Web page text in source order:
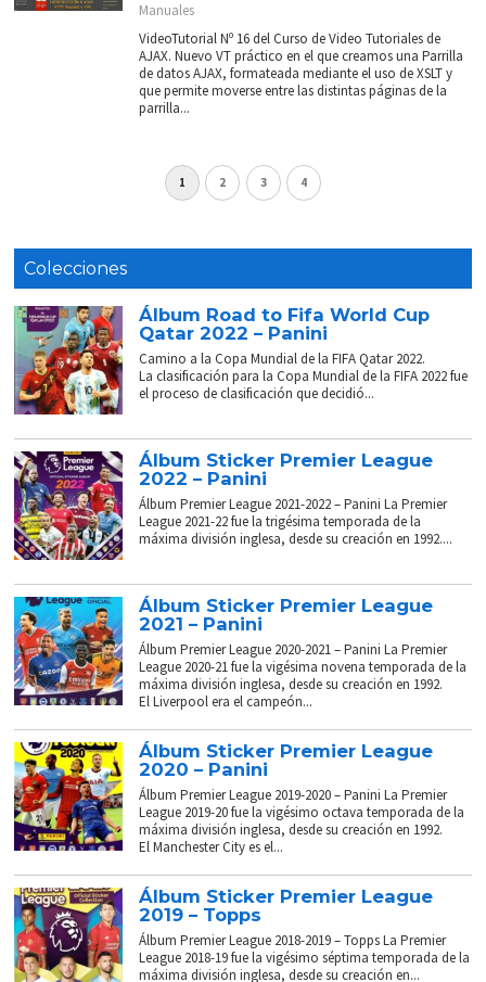
Manuales
VideoTutorial Nº 16 del Curso de Video Tutoriales de
AJAX. Nuevo VT práctico en el que creamos una Parrilla
de datos AJAX, formateada mediante el uso de XSLT y
que permite moverse entre las distintas páginas de la
parrilla...
1 2 3 4
Colecciones
Álbum Road to Fifa World Cup
Qatar 2022 – Panini
Camino a la Copa Mundial de la FIFA Qatar 2022.
La clasificación para la Copa Mundial de la FIFA 2022 fue
el proceso de clasificación que decidió...
Álbum Sticker Premier League
2022 – Panini
Álbum Premier League 2021-2022 – Panini La Premier
League 2021-22 fue la trigésima temporada de la
máxima división inglesa, desde su creación en 1992....
Álbum Sticker Premier League
2021 – Panini
Álbum Premier League 2020-2021 – Panini La Premier
League 2020-21 fue la vigésima novena temporada de la
máxima división inglesa, desde su creación en 1992.
El Liverpool era el campeón...
Álbum Sticker Premier League
2020 – Panini
Álbum Premier League 2019-2020 – Panini La Premier
League 2019-20 fue la vigésimo octava temporada de la
máxima división inglesa, desde su creación en 1992.
El Manchester City es el...
Álbum Sticker Premier League
2019 – Topps
Álbum Premier League 2018-2019 – Topps La Premier
League 2018-19 fue la vigésimo séptima temporada de la
máxima división inglesa, desde su creación en...